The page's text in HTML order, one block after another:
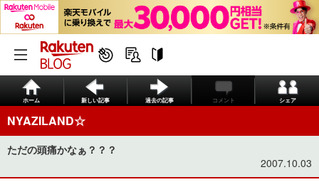
ホーム 新しい記事 過去の記事 コメント シェア
NYAZILAND☆
ただの頭痛かなぁ？？？
2007.10.03